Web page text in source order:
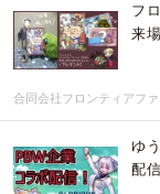
フ
来
合同会社フロンティアフ
ゆ
配